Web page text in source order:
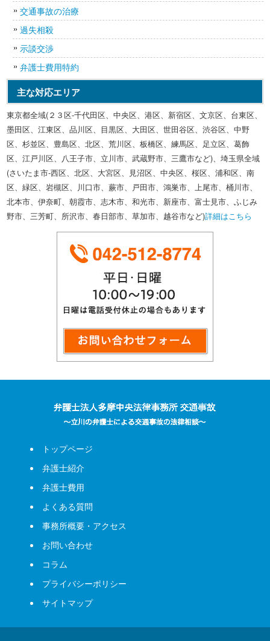
交通事故の治療
過失相殺
示談交渉
弁護士費用特約
主な対応エリア
東京都全域(２３区-千代田区、中央区、港区、新宿区、文京区、台東区、
墨田区、江東区、品川区、目黒区、大田区、世田谷区、渋谷区、中野
区、杉並区、豊島区、北区、荒川区、板橋区、練馬区、足立区、葛飾
区、江戸川区、八王子市、立川市、武蔵野市、三鷹市など)、埼玉県全域
(さいたま市-西区、北区、大宮区、見沼区、中央区、桜区、浦和区、南
区、緑区、岩槻区、川口市、蕨市、戸田市、鴻巣市、上尾市、桶川市、
北本市、伊奈町、朝霞市、志木市、和光市、新座市、富士見市、ふじみ
野市、三芳町、所沢市、春日部市、草加市、越谷市など)詳細はこちら
トップページ
弁護士紹介
弁護士費用
よくある質問
事務所概要・アクセス
お問い合わせ
コラム
プライバシーポリシー
サイトマップ